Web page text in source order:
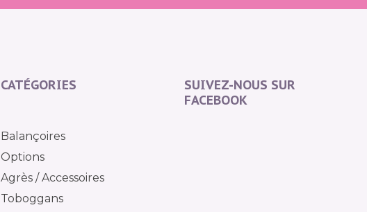
CATÉGORIES
Balançoires
Options
Agrès / Accessoires
Toboggans
SUIVEZ-NOUS SUR
FACEBOOK